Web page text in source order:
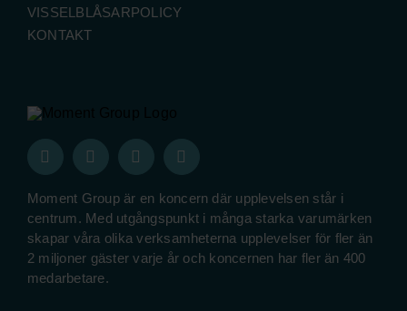
Moment Group är en koncern där upplevelsen står i
centrum. Med utgångspunkt i många starka varumärken
skapar våra olika verksamheterna upplevelser för fler än
2 miljoner gäster varje år och koncernen har fler än 400
medarbetare.
VISSELBLÅSARPOLICY
KONTAKT